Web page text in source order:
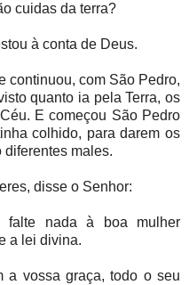
cuidas da terra?
à conta de Deus.
continuou, com São Pedro,
quanto ia pela Terra, os
E começou São Pedro
colhido, para darem os
diferentes males.
disse o Senhor:
nada à boa mulher
a lei divina.
vossa graça, todo o seu